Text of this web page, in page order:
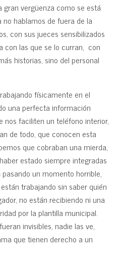
vergüenza como se está
hablamos de fuera de la
con sus jueces sensibilizados
con las que se lo curran, con
historias, sino del personal
físicamente en el
una perfecta información
nos faciliten un teléfono interior,
de todo, que conocen esta
que cobraban una mierda,
estado siempre integradas
un momento horrible,
trabajando sin saber quién
no están recibiendo ni una
por la plantilla municipal.
invisibles, nadie las ve,
que tienen derecho a un